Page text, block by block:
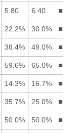
5.80 6.40
22.2% 30.0%
38.4% 49.0%
59.6% 65.0%
14.3% 16.7%
35.7% 25.0%
50.0% 50.0%